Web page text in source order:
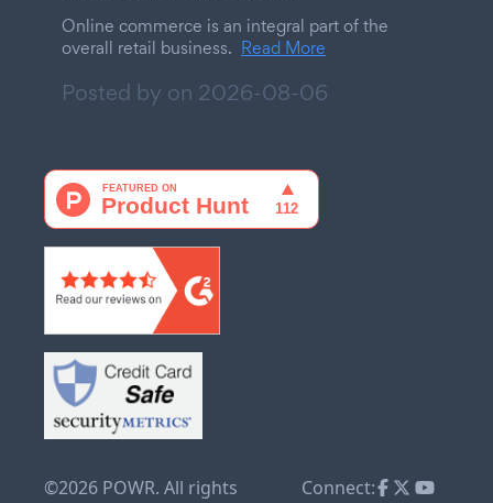
Online commerce is an integral part of the
overall retail business. Read More
Posted by on 2026-08-06
©2026 POWR. All rights
Connect: